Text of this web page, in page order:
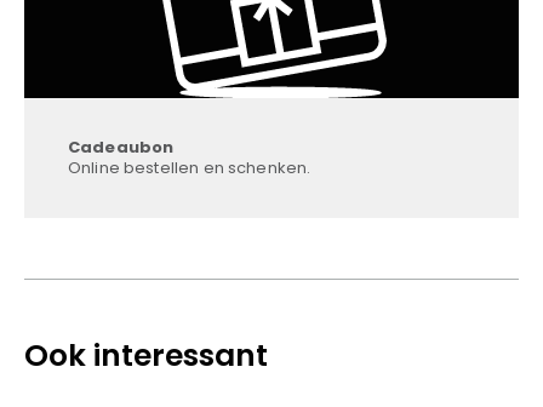
Cadeaubon
Online bestellen en schenken.
Ook interessant